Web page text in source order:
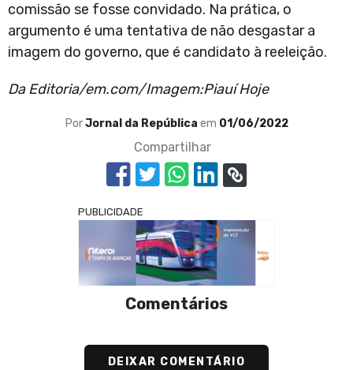
comissão se fosse convidado. Na prática, o
argumento é uma tentativa de não desgastar a
imagem do governo, que é candidato à reeleição.
Da Editoria/em.com/Imagem:Piauí Hoje
PorJornal da República em 01/06/2022
Compartilhar
PUBLICIDADE
Comentários
DEIXAR COMENTÁRIO